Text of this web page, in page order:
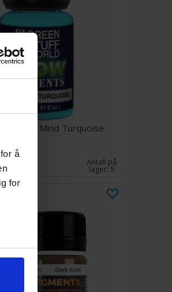
å
for
- Mind Turquoise
Antall på
lager:5